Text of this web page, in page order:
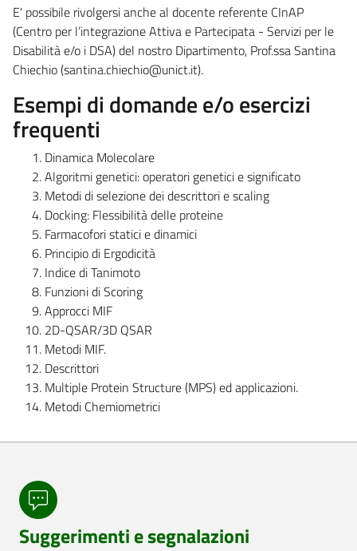
E' possibile rivolgersi anche al docente referente CInAP
(Centro per l’integrazione Attiva e Partecipata - Servizi per le
Disabilità e/o i DSA) del nostro Dipartimento, Prof.ssa Santina
Chiechio (santina.chiechio@unict.it).
Esempi di domande e/o esercizi
frequenti
Dinamica Molecolare
Algoritmi genetici: operatori genetici e significato
Metodi di selezione dei descrittori e scaling
Docking: Flessibilità delle proteine
Farmacofori statici e dinamici
Principio di Ergodicità
Indice di Tanimoto
Funzioni di Scoring
Approcci MIF
2D-QSAR/3D QSAR
Metodi MIF.
Descrittori
Multiple Protein Structure (MPS) ed applicazioni.
Metodi Chemiometrici
Suggerimenti e segnalazioni